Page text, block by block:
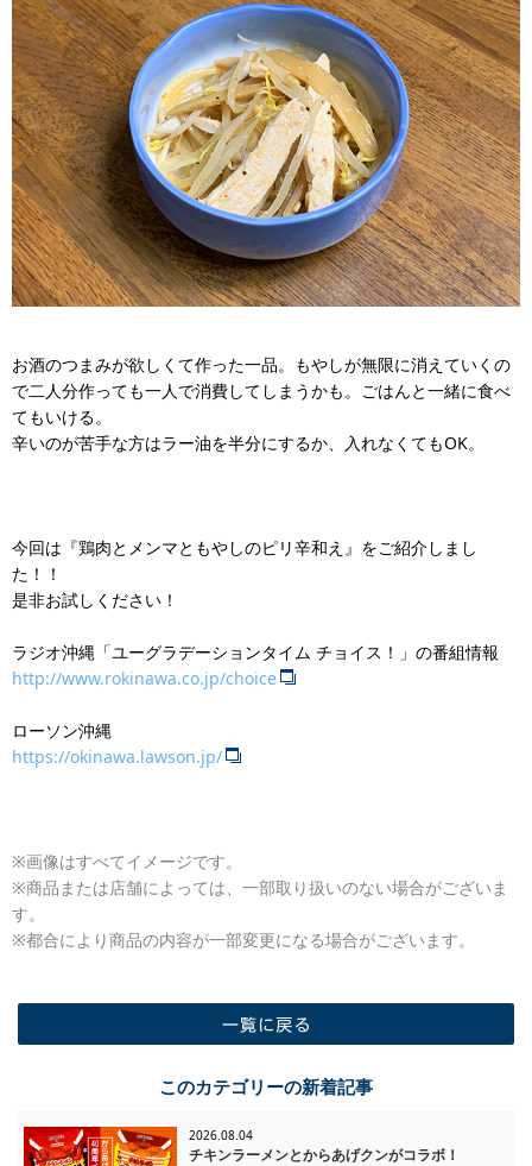
お酒のつまみが欲しくて作った一品。もやしが無限に消えていくの
で二人分作っても一人で消費してしまうかも。ごはんと一緒に食べ
てもいける。
辛いのが苦手な方はラー油を半分にするか、入れなくてもOK。
今回は『鶏肉とメンマともやしのピリ辛和え』をご紹介しまし
た！！
是非お試しください！
ラジオ沖縄「ユーグラデーションタイム チョイス！」の番組情報
http://www.rokinawa.co.jp/choice
ローソン沖縄
https://okinawa.lawson.jp/
※画像はすべてイメージです。
※商品または店舗によっては、一部取り扱いのない場合がございま
す。
※都合により商品の内容が一部変更になる場合がございます。
このカテゴリーの新着記事
2026.08.04
チキンラーメンとからあげクンがコラボ！